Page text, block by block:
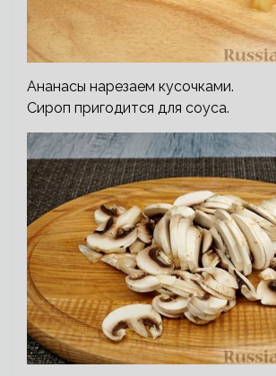
Ананасы нарезаем кусочками.
Сироп пригодится для соуса.